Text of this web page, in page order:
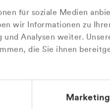
für soziale Medien
wir Informationen zu
Analysen weiter.
die Sie ihnen
Marketing